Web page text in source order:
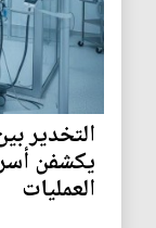
التخدير
يكشفن
العمليات